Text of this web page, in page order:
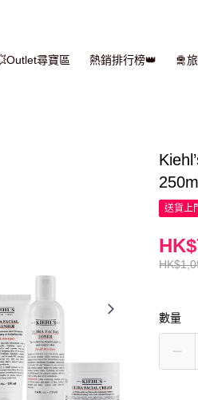
尋寶區 熱銷排行榜👑 🛅
送貨上
數量